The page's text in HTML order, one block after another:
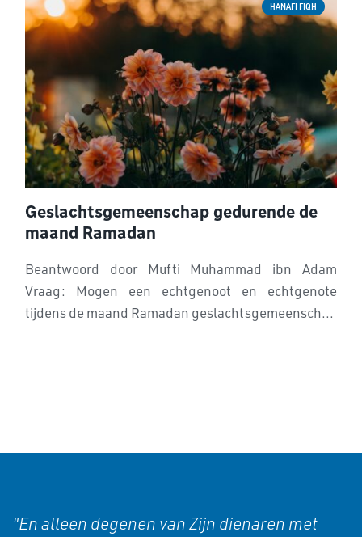
HANAFI FIQH
Geslachtsgemeenschap gedurende de
maand Ramadan
Beantwoord door Mufti Muhammad ibn Adam
Vraag: Mogen een echtgenoot en echtgenote
tijdens de maand Ramadan geslachtsgemeensch...
"En alleen degenen van Zijn dienaren met